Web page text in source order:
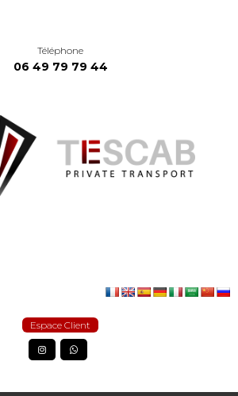
Téléphone
06 49 79 79 44
Espace Client